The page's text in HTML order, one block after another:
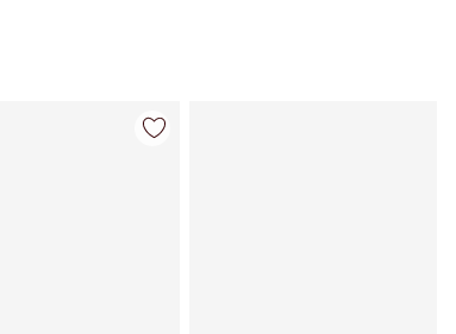
Article 4 sur 7